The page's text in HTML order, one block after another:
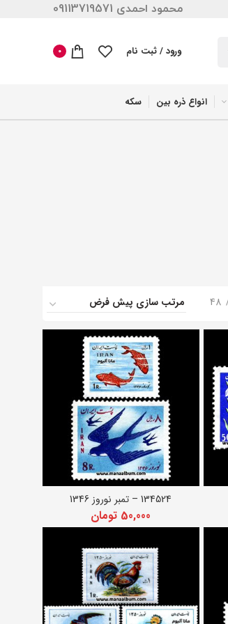
محمود احمدی 09113719571
ورود / ثبت نام 0
انواع ذره بین سکه
48
افزودن به سبد خرید
134524 – تمبر نوروز 1346
50,000 تومان